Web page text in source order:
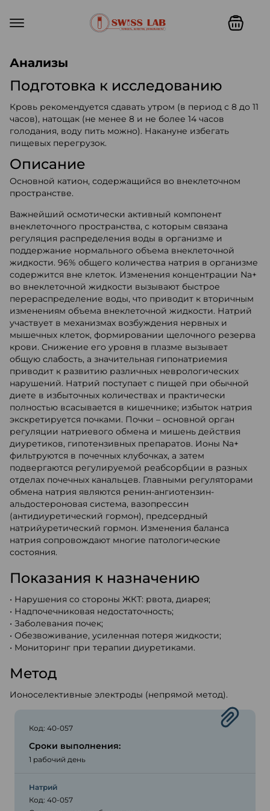
Анализы
Подготовка к исследованию
Кровь рекомендуется сдавать утром (в период с 8 до 11
часов), натощак (не менее 8 и не более 14 часов
голодания, воду пить можно). Накануне избегать
пищевых перегрузок.
Описание
Основной катион, содержащийся во внеклеточном
пространстве.
Важнейший осмотически активный компонент
внеклеточного пространства, с которым связана
регуляция распределения воды в организме и
поддержание нормального объема внеклеточной
жидкости. 96% общего количества натрия в организме
содержится вне клеток. Изменения концентрации Na+
во внеклеточной жидкости вызывают быстрое
перераспределение воды, что приводит к вторичным
изменениям объема внеклеточной жидкости. Натрий
участвует в механизмах возбуждения нервных и
мышечных клеток, формировании щелочного резерва
крови. Снижение его уровня в плазме вызывает
общую слабость, а значительная гипонатриемия
приводит к развитию различных неврологических
нарушений. Натрий поступает с пищей при обычной
диете в избыточных количествах и практически
полностью всасывается в кишечнике; избыток натрия
экскретируется почками. Почки – основной орган
регуляции натриевого обмена и мишень действия
диуретиков, гипотензивных препаратов. Ионы Na+
фильтруются в почечных клубочках, а затем
подвергаются регулируемой реабсорбции в разных
отделах почечных канальцев. Главными регуляторами
обмена натрия являются ренин-ангиотензин-
альдостероновая система, вазопрессин
(антидиуретический гормон), предсердный
натрийуретический гормон. Изменения баланса
натрия сопровождают многие патологические
состояния.
Показания к назначению
• Нарушения со стороны ЖКТ: рвота, диарея;
• Надпочечниковая недостаточность;
• Заболевания почек;
• Обезвоживание, усиленная потеря жидкости;
• Мониторинг при терапии диуретиками.
Метод
Ионоселективные электроды (непрямой метод).
Код: 40-057
Сроки выполнения:
1 рабочий день
Натрий
Код: 40-057